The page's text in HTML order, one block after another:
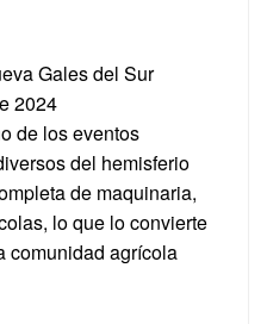
Gales del Sur
2024
de los eventos
del hemisferio
de maquinaria,
lo que lo convierte
comunidad agrícola